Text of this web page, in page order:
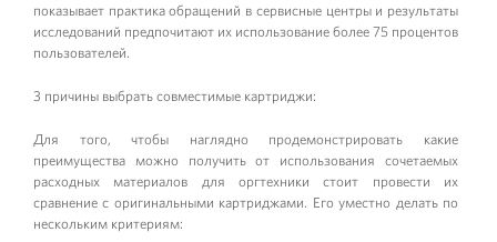
показывает практика обращений в сервисные центры и результаты
исследований предпочитают их использование более 75 процентов
пользователей.
3 причины выбрать совместимые картриджи:
Для того, чтобы наглядно продемонстрировать какие
преимущества можно получить от использования сочетаемых
расходных материалов для оргтехники стоит провести их
сравнение с оригинальными картриджами. Его уместно делать по
нескольким критериям: